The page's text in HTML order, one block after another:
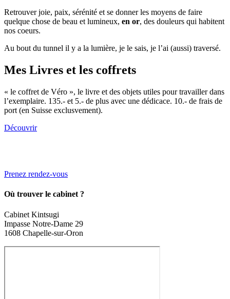
Retrouver joie, paix, sérénité et se donner les moyens de faire
quelque chose de beau et lumineux, en or, des douleurs qui habitent
nos coeurs.
Au bout du tunnel il y a la lumière, je le sais, je l’ai (aussi) traversé.
Mes Livres et les coffrets
« le coffret de Véro », le livre et des objets utiles pour travailler dans
l’exemplaire. 135.- et 5.- de plus avec une dédicace. 10.- de frais de
port (en Suisse exclusvement).
Découvrir
Prenez rendez-vous
Où trouver le cabinet ?
Cabinet Kintsugi
Impasse Notre-Dame 29
1608 Chapelle-sur-Oron